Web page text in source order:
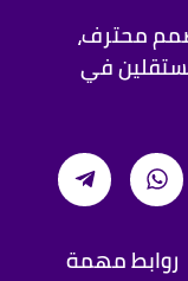
محترف،
في
روابط مهمة